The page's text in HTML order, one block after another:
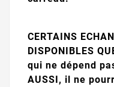
CERTAINS
DISPONIBLES
qui ne dépend
AUSSI, il ne